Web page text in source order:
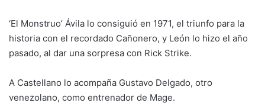
‘El Monstruo’ Ávila lo consiguió en 1971, el triunfo para la
historia con el recordado Cañonero, y León lo hizo el año
pasado, al dar una sorpresa con Rick Strike.
A Castellano lo acompaña Gustavo Delgado, otro
venezolano, como entrenador de Mage.